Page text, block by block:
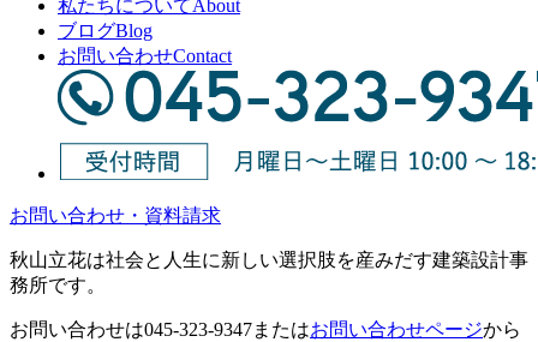
私たちについてAbout
ブログBlog
お問い合わせContact
お問い合わせ・資料請求
秋山立花は社会と人生に新しい選択肢を産みだす建築設計事
務所です。
お問い合わせは045-323-9347またはお問い合わせページから